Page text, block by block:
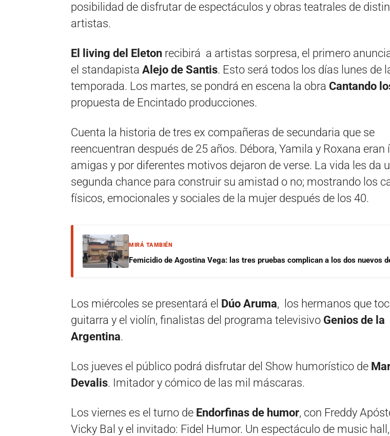
posibilidad de disfrutar de espectáculos y obras teatrales de
artistas.
El living del Eleton recibirá a artistas sorpresa, el primero
el standapista Alejo de Santis. Esto será todos los días lunes de
temporada. Los martes, se pondrá en escena la obra Cantando
propuesta de Encintado producciones.
Cuenta la historia de tres ex compañeras de secundaria que se
reencuentran después de 25 años. Débora, Yamila y Roxana eran
amigas y por diferentes motivos dejaron de verse. La vida les da
segunda chance para construir su amistad o no; mostrando los
físicos, emocionales y sociales de la mujer después de los 40.
MIRÁ TAMBIÉN
Femicidio de Agostina Vega: las tres pruebas complican a los dos nuevos
Los miércoles se presentará el Dúo Aruma, los hermanos que
guitarra y el violín, finalistas del programa televisivo Genios de la
Argentina.
Los jueves el público podrá disfrutar del Show humorístico de
Devalis. Imitador y cómico de las mil máscaras.
Los viernes es el turno de Endorfinas de humor, con Freddy
Vicky Bal y el invitado: Fidel Humor. Un espectáculo de music hall,